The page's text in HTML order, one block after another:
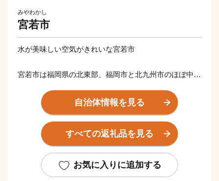
みやわかし
宮若市
水が美味しい空気がきれいな宮若市
宮若市は福岡県の北東部、福岡市と北九州市のほぼ中間
かつては石炭産業とともに栄えましたが、現在は、トヨ
タ自動車九州㈱を中心に、日本経済を牽引する自動車産
業を担っているほか、㈱トライアルホールディングス傘
ラン「グロッサリア」をはじめとする多くの事業を展開
しています。なかでも「リモートワークタウンムスブ宮
自治体情報を見る
すべての返礼品を見る
お気に入りに追加する